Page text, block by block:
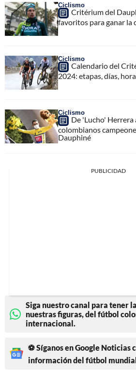
Ciclismo
Critérium del
favoritos para ganar la
Ciclismo
Calendario del
2024: etapas, días,
Ciclismo
De 'Lucho'
colombianos
Dauphiné
PUBLICIDAD
Siga nuestro canal para tener
nuestras figuras, del fútbol
internacional.
⚽ Síganos en Google Noticias
información del fútbol